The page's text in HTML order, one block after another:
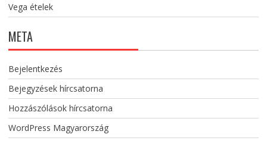
Vega ételek
META
Bejelentkezés
Bejegyzések hírcsatorna
Hozzászólások hírcsatorna
WordPress Magyarország